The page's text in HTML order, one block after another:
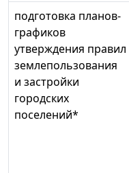
подготовка планов-
графиков
утверждения правил
землепользования
и застройки
городских
поселений*